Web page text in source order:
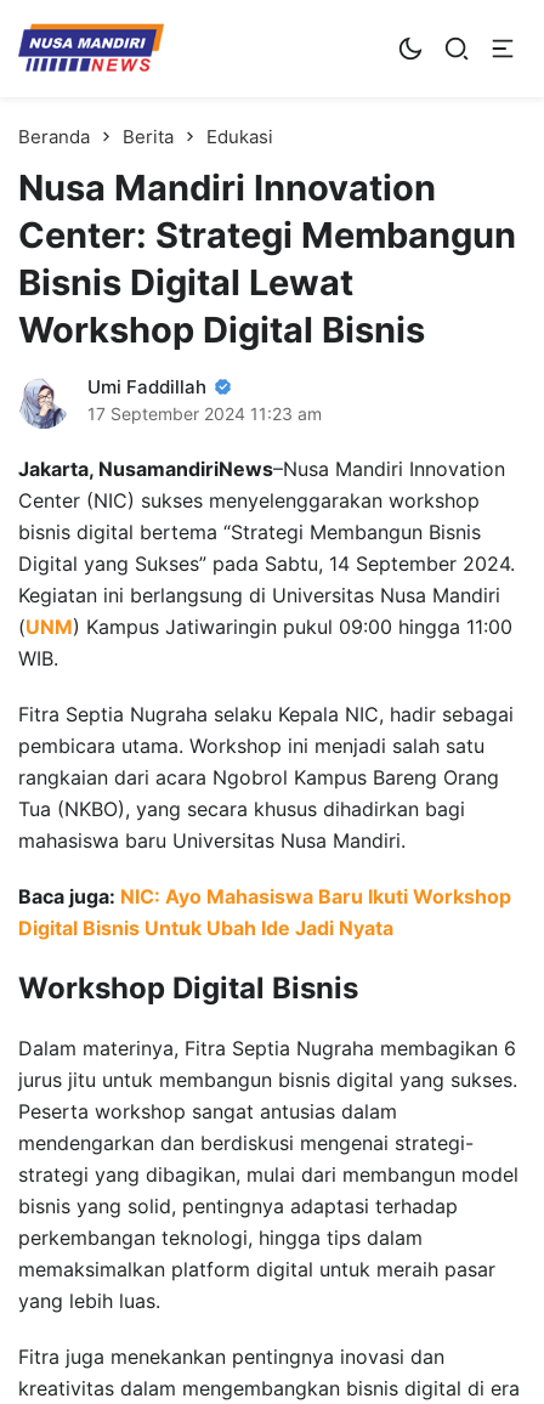
Kampus Digital Bisnis
Universitas Nusa Mandiri
Beranda Berita Edukasi
Nusa Mandiri Innovation
Center: Strategi Membangun
Bisnis Digital Lewat
Workshop Digital Bisnis
Umi Faddillah
17 September 2024 11:23 am
Jakarta, NusamandiriNews–Nusa Mandiri Innovation
Center (NIC) sukses menyelenggarakan workshop
bisnis digital bertema “Strategi Membangun Bisnis
Digital yang Sukses” pada Sabtu, 14 September 2024.
Kegiatan ini berlangsung di Universitas Nusa Mandiri
(UNM) Kampus Jatiwaringin pukul 09:00 hingga 11:00
WIB.
Fitra Septia Nugraha selaku Kepala NIC, hadir sebagai
pembicara utama. Workshop ini menjadi salah satu
rangkaian dari acara Ngobrol Kampus Bareng Orang
Tua (NKBO), yang secara khusus dihadirkan bagi
mahasiswa baru Universitas Nusa Mandiri.
Baca juga: NIC: Ayo Mahasiswa Baru Ikuti Workshop
Digital Bisnis Untuk Ubah Ide Jadi Nyata
Workshop Digital Bisnis
Dalam materinya, Fitra Septia Nugraha membagikan 6
jurus jitu untuk membangun bisnis digital yang sukses.
Peserta workshop sangat antusias dalam
mendengarkan dan berdiskusi mengenai strategi-
strategi yang dibagikan, mulai dari membangun model
bisnis yang solid, pentingnya adaptasi terhadap
perkembangan teknologi, hingga tips dalam
memaksimalkan platform digital untuk meraih pasar
yang lebih luas.
Fitra juga menekankan pentingnya inovasi dan
kreativitas dalam mengembangkan bisnis digital di era